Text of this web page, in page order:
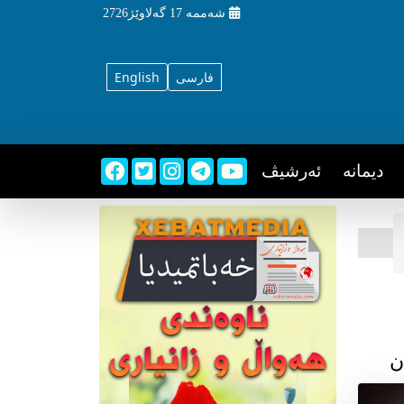
شه‌ممه‌ 17 گه‌لاوێژ2726
English فارسی
دیمانه ئه‌رشیڤ